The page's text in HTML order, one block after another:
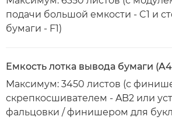
подачи большой емкости - C1 и
бумаги - F1)
Емкость лотка вывода бумаги
Максимум: 3450 листов (с
скрепкосшивателем - AB2 или
фальцовки / финишером для